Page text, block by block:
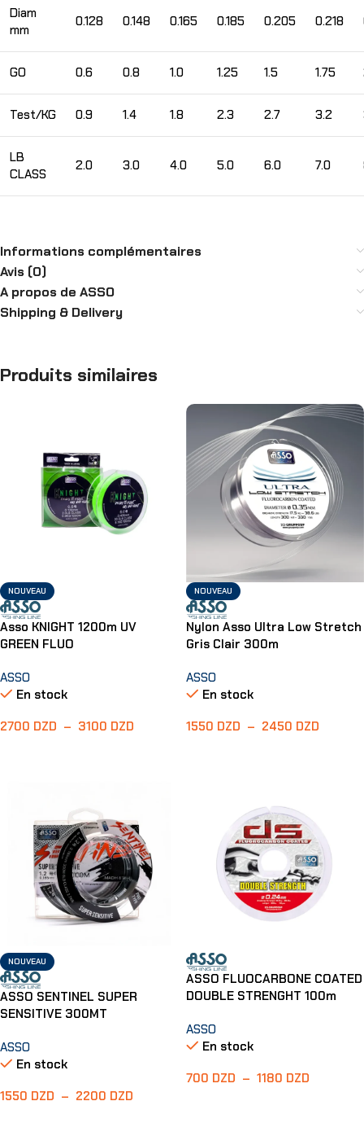
Diam
mm
0.128 0.148 0.165 0.185 0.205 0.218
GO 0.6 0.8 1.0 1.25 1.5 1.75
Test/KG 0.9 1.4 1.8 2.3 2.7 3.2
LB
CLASS
2.0 3.0 4.0 5.0 6.0 7.0
Informations complémentaires
Avis (0)
A propos de ASSO
Shipping & Delivery
Produits similaires
NOUVEAU
Asso KNIGHT 1200m UV
GREEN FLUO
ASSO
En stock
2700 DZD – 3100 DZD
NOUVEAU
Nylon Asso Ultra Low Stretch
Gris Clair 300m
ASSO
En stock
1550 DZD – 2450 DZD
NOUVEAU
ASSO SENTINEL SUPER
SENSITIVE 300MT
ASSO
En stock
1550 DZD – 2200 DZD
ASSO FLUOCARBONE COATED
DOUBLE STRENGHT 100m
ASSO
En stock
700 DZD – 1180 DZD